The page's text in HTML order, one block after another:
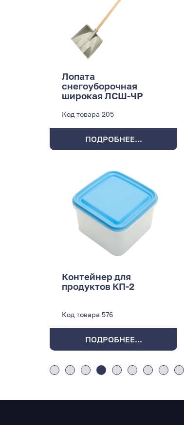
Лопата
снегоуборочная
широкая ЛСШ-ЧР
Код товара 205
ПОДРОБНЕЕ...
Контейнер для
продуктов КП-2
Код товара 576
ПОДРОБНЕЕ...